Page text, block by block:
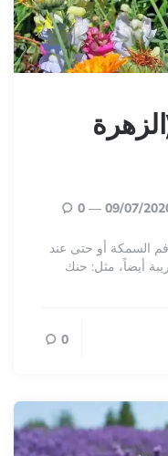
09/07/
0
فم السمكة أو حتى عند
أيضاً، مثل: حنك
0